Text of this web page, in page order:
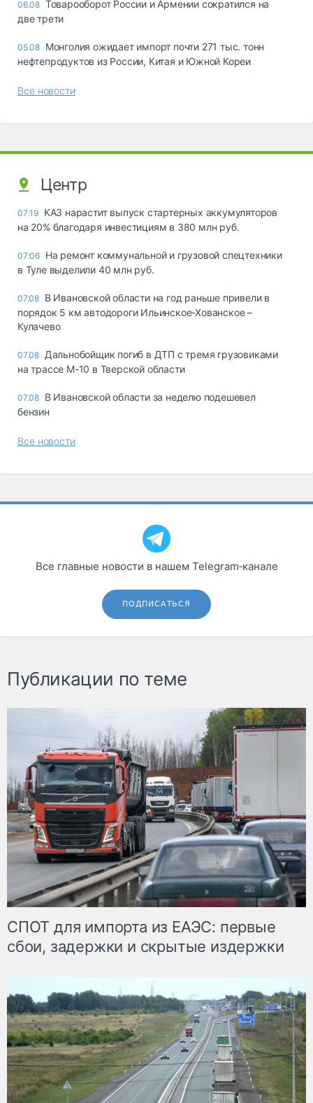
06.08 Товарооборот России и Армении сократился на
две трети
05.08 Монголия ожидает импорт почти 271 тыс. тонн
нефтепродуктов из России, Китая и Южной Кореи
Все новости
Центр
07:19 КАЗ нарастит выпуск стартерных аккумуляторов
на 20% благодаря инвестициям в 380 млн руб.
07:06 На ремонт коммунальной и грузовой спецтехники
в Туле выделили 40 млн руб.
07.08 В Ивановской области на год раньше привели в
порядок 5 км автодороги Ильинское-Хованское –
Кулачево
07.08 Дальнобойщик погиб в ДТП с тремя грузовиками
на трассе М-10 в Тверской области
07.08 В Ивановской области за неделю подешевел
бензин
Все новости
Все главные новости в нашем Telegram‑канале
ПОДПИСАТЬСЯ
Публикации по теме
СПОТ для импорта из ЕАЭС: первые
сбои, задержки и скрытые издержки